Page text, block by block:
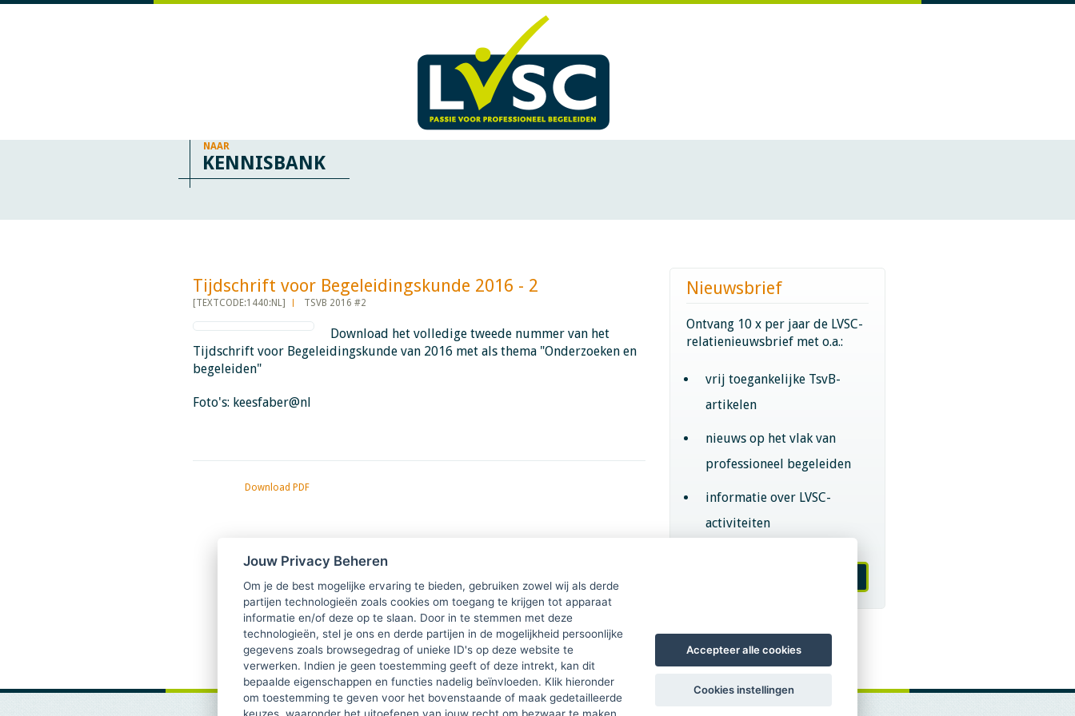
NAAR
KENNISBANK
Tijdschrift voor Begeleidingskunde 2016 - 2​​​​​​
[TEXTCODE:1440:NL] TSVB 2016 #2
Download het volledige tweede nummer van het
Tijdschrift voor Begeleidingskunde van 2016 met als thema "Onderzoeken en
begeleiden"
Foto's: keesfaber@nl
Download PDF
Nieuwsbrief
Ontvang 10 x per jaar de LVSC-
relatienieuwsbrief met o.a.:
vrij toegankelijke TsvB-
artikelen
nieuws op het vlak van
professioneel begeleiden
informatie over LVSC-
activiteiten
Jouw Privacy Beheren
Om je de best mogelijke ervaring te bieden, gebruiken zowel wij als derde
partijen technologieën zoals cookies om toegang te krijgen tot apparaat
informatie en/of deze op te slaan. Door in te stemmen met deze
technologieën, stel je ons en derde partijen in de mogelijkheid persoonlijke
gegevens zoals browsegedrag of unieke ID's op deze website te
verwerken. Indien je geen toestemming geeft of deze intrekt, kan dit
bepaalde eigenschappen en functies nadelig beïnvloeden. Klik hieronder
om toestemming te geven voor het bovenstaande of maak gedetailleerde
Accepteer alle cookies
Cookies instellingen